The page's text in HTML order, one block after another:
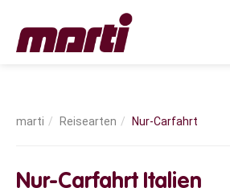
Reisearten Nur-Carfahrt
Nur-Carfahrt Italien